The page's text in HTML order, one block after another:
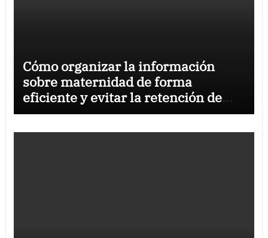
Cómo organizar la información
sobre maternidad de forma
eficiente y evitar la retención de
líquidos en el embarazo